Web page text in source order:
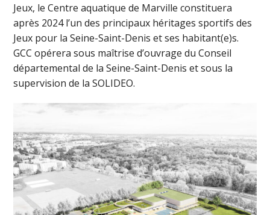
Jeux, le Centre aquatique de Marville constituera
après 2024 l’un des principaux héritages sportifs des
Jeux pour la Seine-Saint-Denis et ses habitant(e)s.
GCC opérera sous maîtrise d’ouvrage du Conseil
départemental de la Seine-Saint-Denis et sous la
supervision de la SOLIDEO.